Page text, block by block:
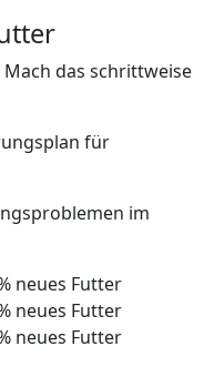
das schrittweise
für
im
neues Futter
neues Futter
neues Futter